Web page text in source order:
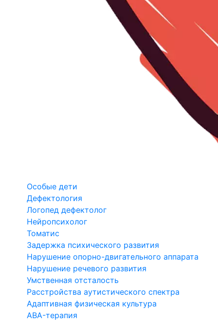
Особые дети
Дефектология
Логопед дефектолог
Нейропсихолог
Томатис
Задержка психического развития
Нарушение опорно-двигательного аппарата
Нарушение речевого развития
Умственная отсталость
Расстройства аутистического спектра
Адаптивная физическая культура
ABA-терапия